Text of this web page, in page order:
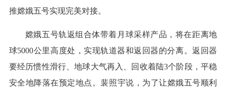
推嫦娥五号实现完美对接。
嫦娥五号轨返组合体带着月球采样产品，将在距离地
球5000公里高度处，实现轨道器和返回器的分离。返回器
要经历惯性滑行、地球大气再入、回收着陆3个阶段，平稳
安全地降落在预定地点。裴照宇说，为了让嫦娥五号顺利